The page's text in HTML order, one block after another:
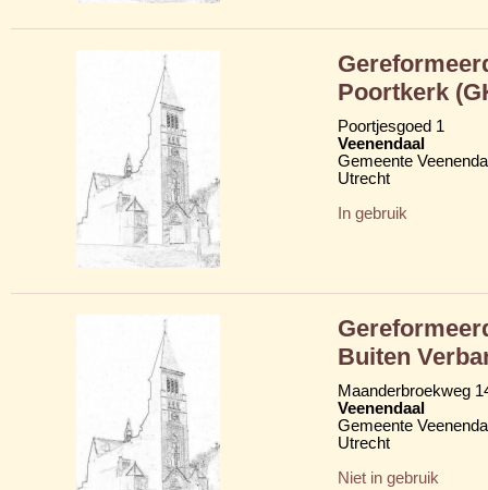
Poortkerk
Poortjesgoed 1
Veenendaal
Gemeente
Utrecht
In gebruik
Buiten
Maanderbroekweg
Veenendaal
Gemeente
Utrecht
Niet in gebruik